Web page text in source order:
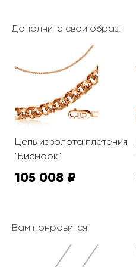
Дополните свой образ:
Цепь из золота плетения
"Бисмарк"
105 008 ₽
Вам понравится: